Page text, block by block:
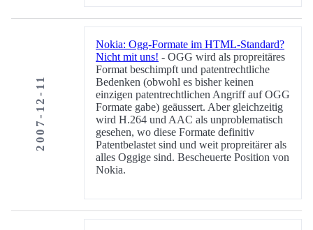
2007-12-11
Nokia: Ogg-Formate im HTML-Standard?
Nicht mit uns! - OGG wird als propreitäres
Format beschimpft und patentrechtliche
Bedenken (obwohl es bisher keinen
einzigen patentrechtlichen Angriff auf OGG
Formate gabe) geäussert. Aber gleichzeitig
wird H.264 und AAC als unproblematisch
gesehen, wo diese Formate definitiv
Patentbelastet sind und weit propreitärer als
alles Oggige sind. Bescheuerte Position von
Nokia.